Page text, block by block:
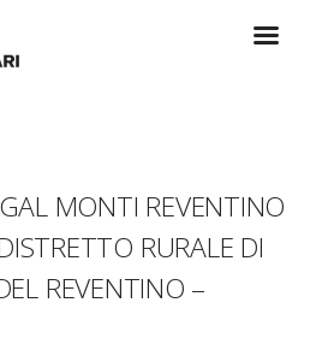
MONTI REVENTINO
RURALE DI
REVENTINO –